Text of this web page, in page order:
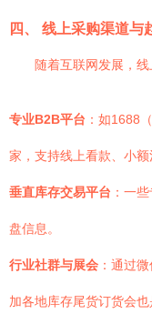
四、 线上采购渠道与
随着互联网发展，
专业B2B平台 ：如1688
家，支持线上看款、小额
垂直库存交易平台 ：一
盘信息。
行业社群与展会 ：通过
加各地库存尾货订货会也